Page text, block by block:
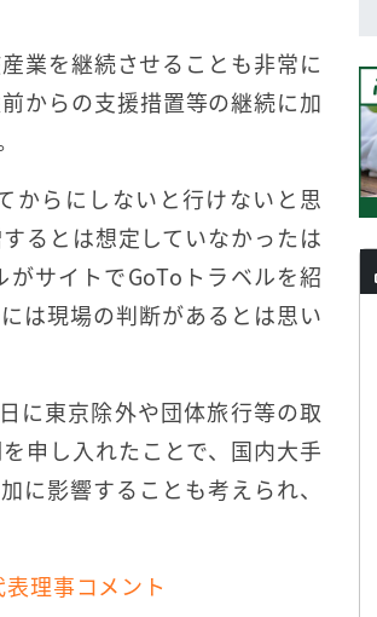
業を継続させることも非常に
からの支援措置等の継続に加
からにしないと行けないと思
るとは想定していなかったは
サイトでGoToトラベルを紹
は現場の判断があるとは思い
に東京除外や団体旅行等の取
申し入れたことで、国内大手
に影響することも考えられ、
理事コメント